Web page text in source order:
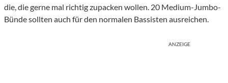
die, die gerne mal richtig zupacken wollen. 20 Medium-Jumbo-
Bünde sollten auch für den normalen Bassisten ausreichen.
ANZEIGE